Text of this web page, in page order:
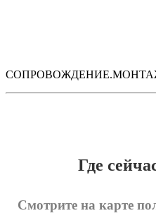
Где
Смотрите на карте